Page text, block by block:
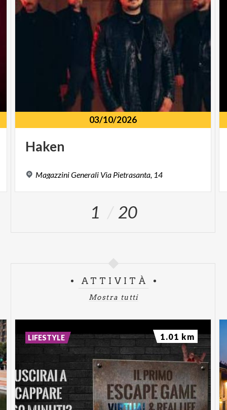
03/10/2026
Haken
MagazziniGenerali Via Pietrasanta, 14
1 20
ATTIVITÀ
Mostra tutti
LIFESTYLE 1.01 km